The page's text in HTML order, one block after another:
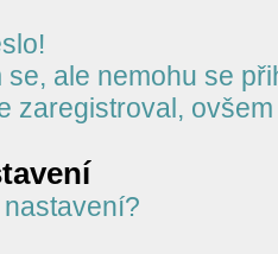
ale nemohu se
zaregistroval,